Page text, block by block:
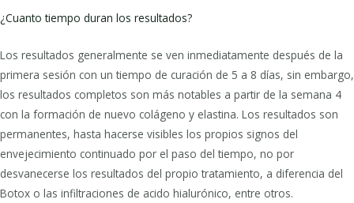
¿Cuanto tiempo duran los resultados?
Los resultados generalmente se ven inmediatamente después de la
primera sesión con un tiempo de curación de 5 a 8 días, sin embargo,
los resultados completos son más notables a partir de la semana 4
con la formación de nuevo colágeno y elastina. Los resultados son
permanentes, hasta hacerse visibles los propios signos del
envejecimiento continuado por el paso del tiempo, no por
desvanecerse los resultados del propio tratamiento, a diferencia del
Botox o las infiltraciones de acido hialurónico, entre otros.